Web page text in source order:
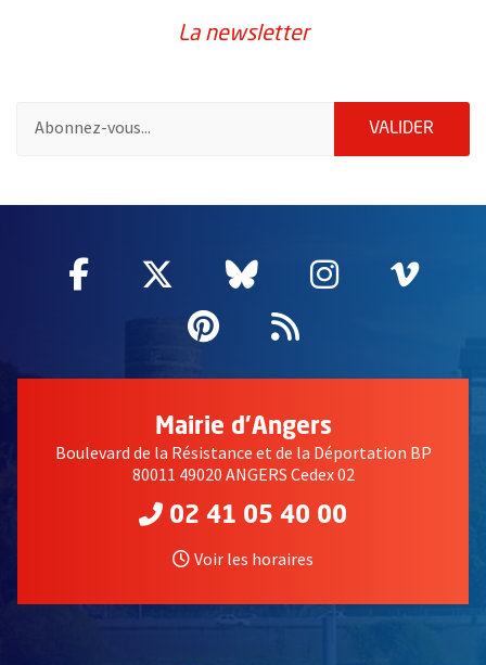
La newsletter
VALIDER
Facebook
, Ouvre une nouvelle fenêtre
Twitter
, Ouvre une nouvelle
Bluesky
, Ouvre une
Instagram
, Ouvre
,
Pinterest
, Ouvre une
Flux RSS
Mairie d'Angers
Boulevard de la Résistance et de la Déportation BP
80011 49020 ANGERS Cedex 02
02 41 05 40 00
Voir les horaires